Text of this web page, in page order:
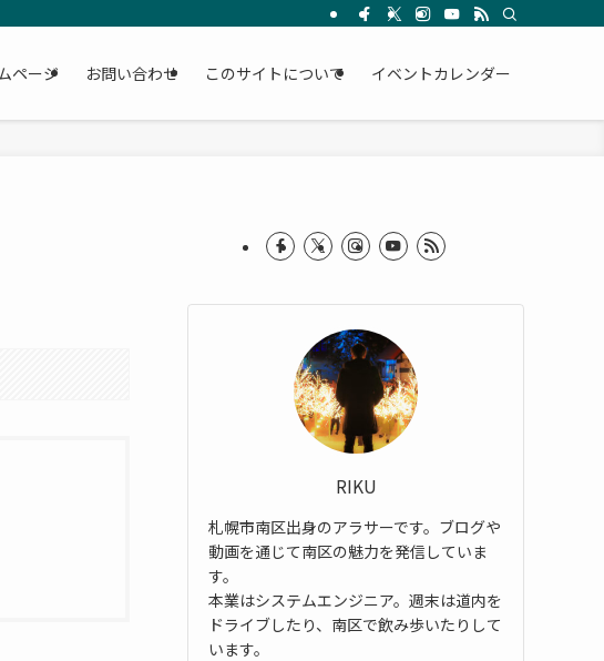
ページ お問い合わせ このサイトについて イベントカレンダー
RIKU
札幌市南区出身のアラサーです。ブログや
動画を通じて南区の魅力を発信していま
す。
本業はシステムエンジニア。週末は道内を
ドライブしたり、南区で飲み歩いたりして
います。